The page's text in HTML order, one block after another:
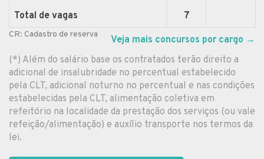
Total de vagas
7
CR: Cadastro de reserva Veja mais concursos por cargo →
(*) Além do salário base os contratados terão direito a
adicional de insalubridade no percentual estabelecido
pela CLT, adicional noturno no percentual e nas condições
estabelecidas pela CLT, alimentação coletiva em
refeitório na localidade da prestação dos serviços (ou vale
refeição/alimentação) e auxílio transporte nos termos da
lei.